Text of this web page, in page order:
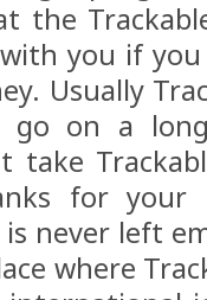
the
you if you
Usually
on a
take
for your
never left
where